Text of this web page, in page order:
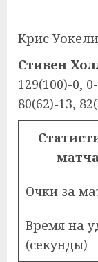
Крис
Стивен
129(100)-0,
80(62)-13,
матча
Очки за
Время на
(секунды)